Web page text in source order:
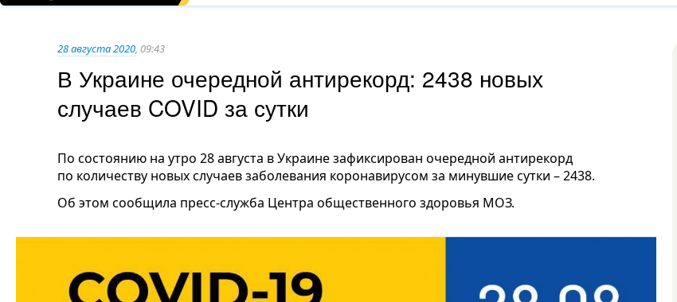
28 августа 2020, 09:43
В Украине очередной антирекорд: 2438 новых
случаев COVID за сутки
По состоянию на утро 28 августа в Украине зафиксирован очередной антирекорд
по количеству новых случаев заболевания коронавирусом за минувшие сутки – 2438.
Об этом сообщила пресс-служба Центра общественного здоровья МОЗ.